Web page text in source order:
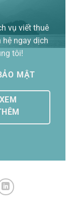
vụ viết thuê
hệ ngay dịch
tôi!
MẬT
XEM